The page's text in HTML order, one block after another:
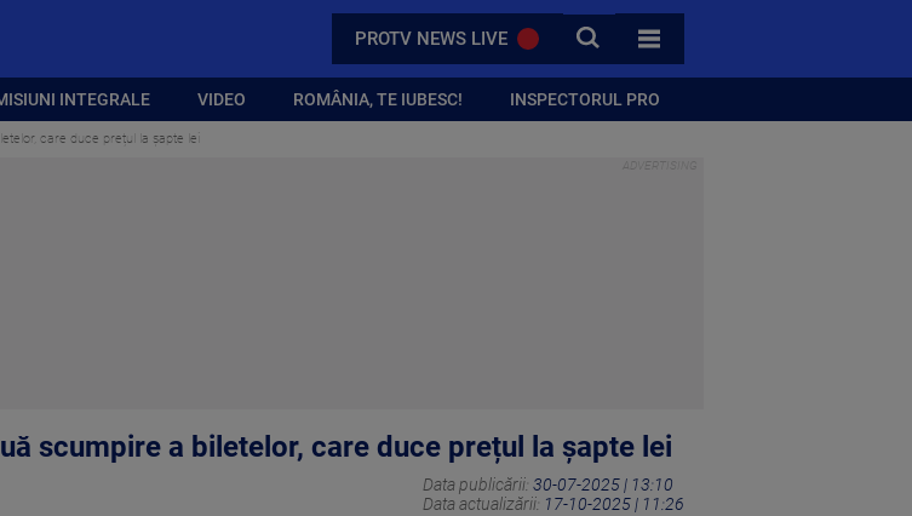
PROTV NEWS LIVE CAUTA
TOATE CATEGORIILE
INTEGRALE VIDEO ROMÂNIA, TE IUBESC! INSPECTORUL PRO
care duce prețul la șapte lei
scumpire a biletelor, care duce prețul la șapte lei
Data publicării: 30-07-2025 | 13:10
Data actualizării: 17-10-2025 | 11:26